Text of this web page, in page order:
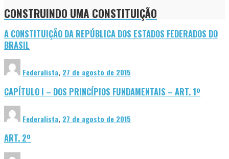
CONSTRUINDO UMA CONSTITUIÇÃO
A CONSTITUIÇÃO DA REPÚBLICA DOS ESTADOS FEDERADOS DO
BRASIL
Federalista, 27 de agosto de 2015
CAPÍTULO I – DOS PRINCÍPIOS FUNDAMENTAIS – ART. 1º
Federalista, 27 de agosto de 2015
ART. 2º